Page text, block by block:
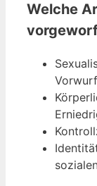
Welche
Vorwurf